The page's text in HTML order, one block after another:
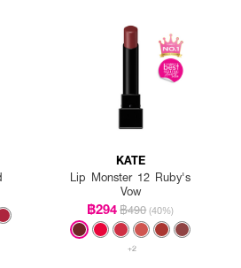
KATE
Lip Monster 12 Ruby's
Vow
฿294฿490 (40%)
+2